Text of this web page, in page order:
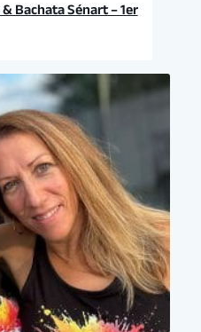
Bachata Sénart – 1er